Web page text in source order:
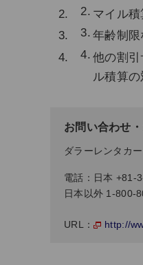
マイル
年齢制
他の割
ル積算の
お問い合わせ
ダラーレンタカー
電話：日本 +81-
日本以外 1-800-
URL： http://